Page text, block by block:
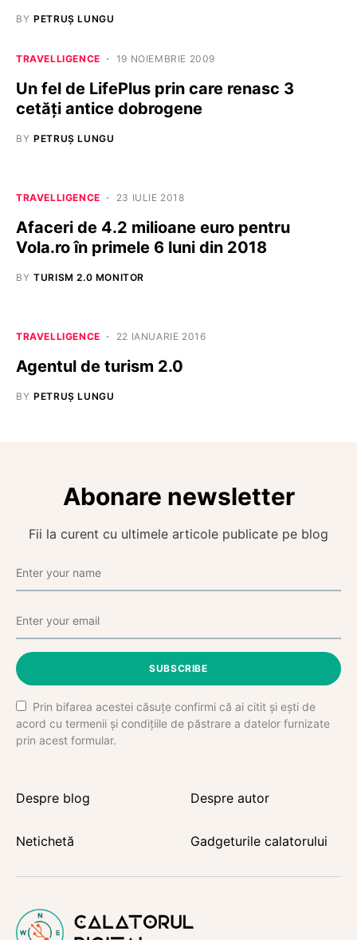
BY PETRUȘ LUNGU
TRAVELLIGENCE 19 NOIEMBRIE 2009
Un fel de LifePlus prin care renasc 3
cetăţi antice dobrogene
BY PETRUȘ LUNGU
TRAVELLIGENCE 23 IULIE 2018
Afaceri de 4.2 milioane euro pentru
Vola.ro în primele 6 luni din 2018
BY TURISM 2.0 MONITOR
TRAVELLIGENCE 22 IANUARIE 2016
Agentul de turism 2.0
BY PETRUȘ LUNGU
Abonare newsletter
Fii la curent cu ultimele articole publicate pe blog
SUBSCRIBE
Prin bifarea acestei căsuțe confirmi că ai citit și ești de
acord cu termenii și condițiile de păstrare a datelor furnizate
prin acest formular.
Despre blog Despre autor
Netichetă Gadgeturile calatorului